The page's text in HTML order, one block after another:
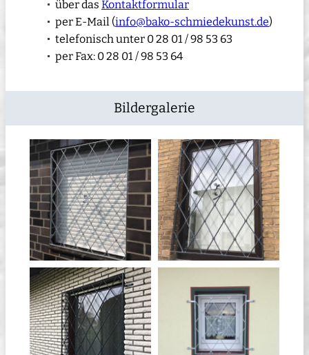
über das Kontaktformular
per E-Mail (info@bako-schmiedekunst.de)
telefonisch unter 0 28 01 / 98 53 63
per Fax: 0 28 01 / 98 53 64
Bildergalerie